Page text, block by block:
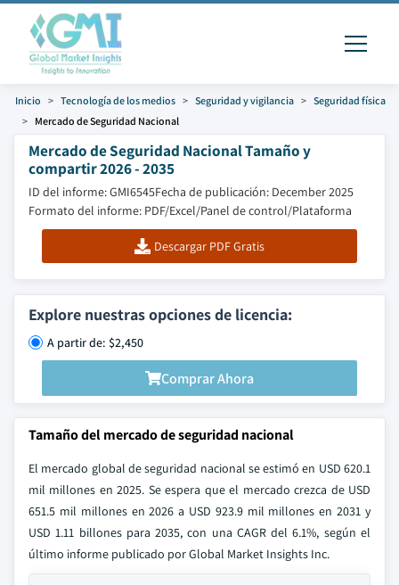
Inicio Tecnología de los medios Seguridad y vigilancia
Seguridad física
Mercado de Seguridad Nacional
Mercado de Seguridad Nacional Tamaño y
compartir 2026 - 2035
ID del informe: GMI6545Fecha de publicación: December 2025
Formato del informe: PDF/Excel/Panel de control/Plataforma
Descargar PDF Gratis
Explore nuestras opciones de licencia:
A partir de: $2,450
Comprar Ahora
Tamaño del mercado de seguridad nacional
El mercado global de seguridad nacional se estimó en USD 620.1
mil millones en 2025. Se espera que el mercado crezca de USD
651.5 mil millones en 2026 a USD 923.9 mil millones en 2031 y
USD 1.11 billones para 2035, con una CAGR del 6.1%, según el
último informe publicado por Global Market Insights Inc.